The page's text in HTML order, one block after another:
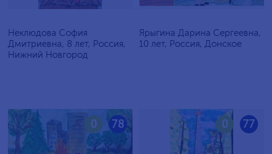
Неклюдова София
Дмитриевна, 8 лет, Россия,
Нижний Новгород
Ярыгина Дарина Сергеевна,
10 лет, Россия, Донское
78
0 77
0